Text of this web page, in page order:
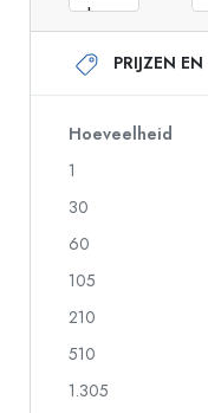
Glazen flessen 750 ml
Glazen flessen 1000 ml
Airless Dispenser
Gin flessen
PRIJZEN
Hoeveelheid
1
30
60
105
210
510
1.305